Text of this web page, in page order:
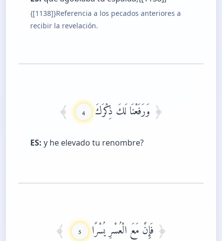
{[1138]}Referencia a los pecados anteriores a
recibir la revelación.
وَرَفَعْنَا لَكَ ذِكْرَكَ 4
ES: y he elevado tu renombre?
فَإِنَّ مَعَ الْعُسْرِ يُسْرًا 5